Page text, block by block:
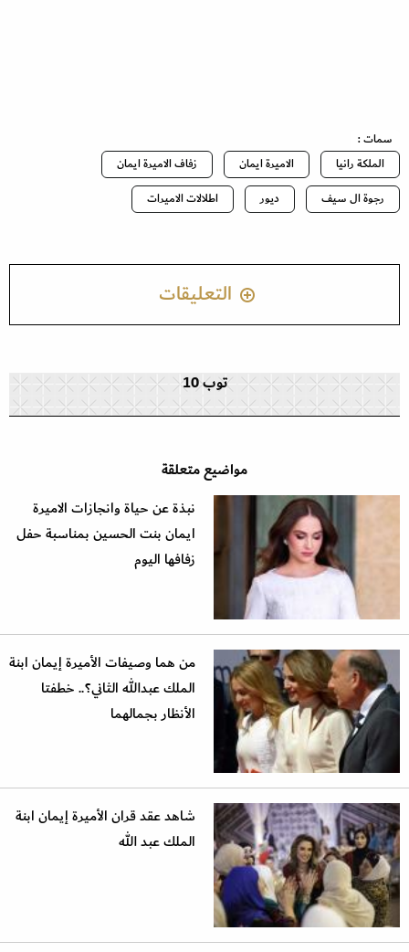
سمات :
الملكة رانيا
الاميرة ايمان
زفاف الاميرة ايمان
رجوة ال سيف
ديور اطلالات الاميرات
التعليقات
توب 10
مواضيع متعلقة
نبذة عن حياة وانجازات الاميرة
ايمان بنت الحسين بمناسبة حفل
زفافها اليوم
من هما وصيفات الأميرة إيمان ابنة
الملك عبدالله الثاني؟.. خطفتا
الأنظار بجمالهما
شاهد عقد قران الأميرة إيمان ابنة
الملك عبد الله